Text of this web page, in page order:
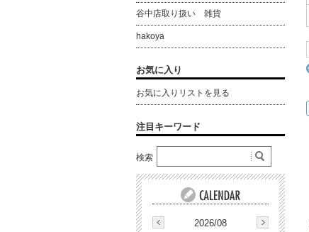
谷中店取り扱い 雑貨
hakoya
お気に入り
お気に入りリストを見る
注目キーワード
2026/08